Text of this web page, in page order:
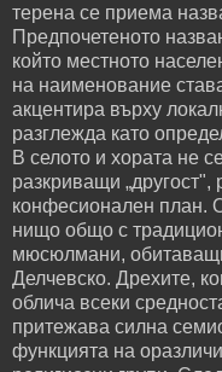
терена се приема
Предпочетеното
който местното
на наименование
акцентира върху
разглежда като
В селото и хората не
разкриващи „другост",
конфесионален план.
нищо общо с
мюсюлмани,
Делчевско. Дрехите,
облича всеки
притежава силна
функцията на